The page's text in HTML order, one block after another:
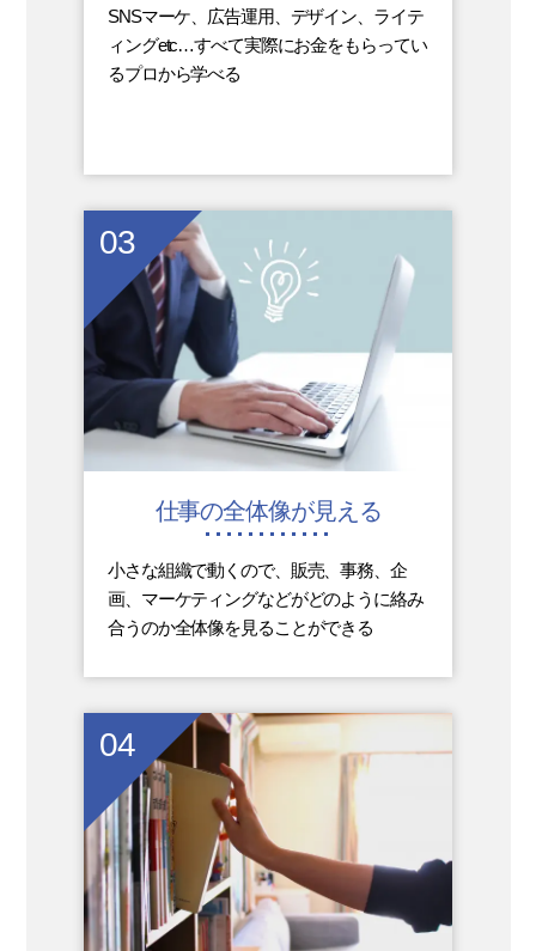
SNSマーケ、広告運用、デザイン、ライテ
ィングetc…すべて実際にお金をもらってい
るプロから学べる
03
仕事の全体像が見える
小さな組織で動くので、販売、事務、企
画、マーケティングなどがどのように絡み
合うのか全体像を見ることができる
04